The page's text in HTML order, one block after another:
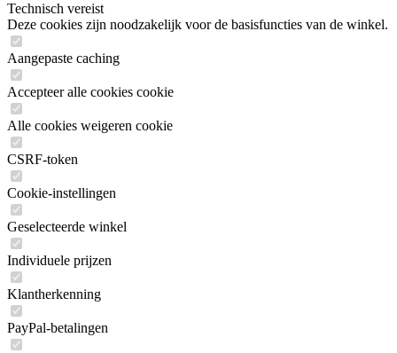
Technisch vereist
Deze cookies zijn noodzakelijk voor de basisfuncties van de winkel.
Aangepaste caching
Accepteer alle cookies cookie
Alle cookies weigeren cookie
CSRF-token
Cookie-instellingen
Geselecteerde winkel
Individuele prijzen
Klantherkenning
PayPal-betalingen